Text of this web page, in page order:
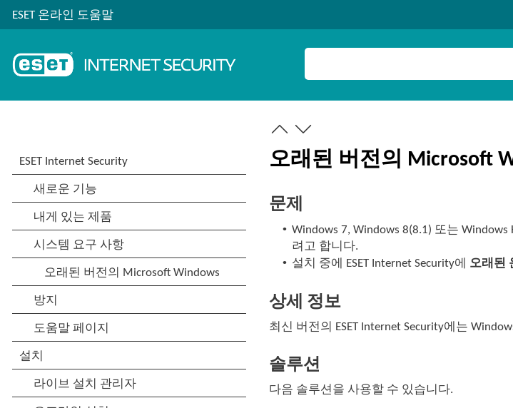
ESET 온라인 도움말
오래된 버전의 Microsoft
문제
• Windows 7, Windows 8(8.1) 또는
려고 합니다.
• 설치 중에 ESET Internet Security에 오래된
상세 정보
최신 버전의 ESET Internet Security에는
솔루션
다음 솔루션을 사용할 수 있습니다.